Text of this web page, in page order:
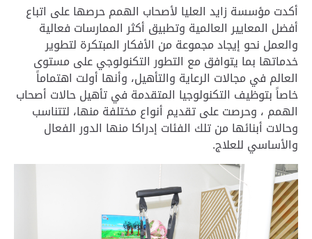
أكدت مؤسسة زايد العليا لأصحاب الهمم حرصها على اتباع
أفضل المعايير العالمية وتطبيق أكثر الممارسات فعالية
والعمل نحو إيجاد مجموعة من الأفكار المبتكرة لتطوير
خدماتها بما يتوافق مع التطور التكنولوجي على مستوى
العالم في مجالات الرعاية والتأهيل، وأنها أولت اهتماماً
خاصاً بتوظيف التكنولوجيا المتقدمة في تأهيل حالات أصحاب
الهمم ، وحرصت على تقديم أنواع مختلفة منها، لتتناسب
وحالات أبنائها من تلك الفئات إدراكا منها الدور الفعال
والأساسي للعلاج.